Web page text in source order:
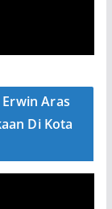
Aras
Di Kota